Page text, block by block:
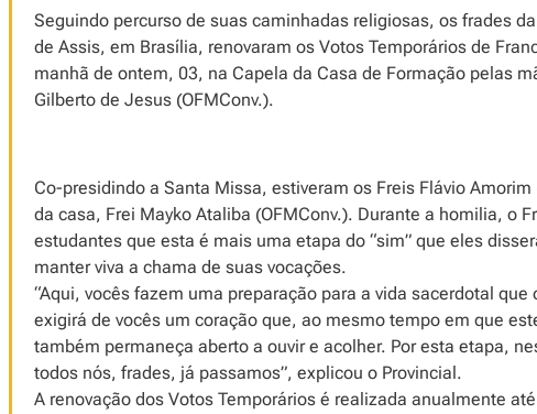
Seguindo percurso de suas caminhadas religiosas, os frades
de Assis, em Brasília, renovaram os Votos Temporários de
manhã de ontem, 03, na Capela da Casa de Formação pelas
Gilberto de Jesus (OFMConv.).
Co-presidindo a Santa Missa, estiveram os Freis Flávio
da casa, Frei Mayko Ataliba (OFMConv.). Durante a homilia, o
estudantes que esta é mais uma etapa do “sim” que eles
manter viva a chama de suas vocações.
“Aqui, vocês fazem uma preparação para a vida sacerdotal
exigirá de vocês um coração que, ao mesmo tempo em que
também permaneça aberto a ouvir e acolher. Por esta etapa,
todos nós, frades, já passamos”, explicou o Provincial.
A renovação dos Votos Temporários é realizada anualmente